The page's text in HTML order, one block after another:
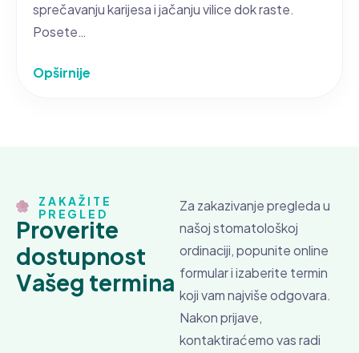
sprečavanju karijesa i jačanju vilice dok raste.
Posete…
Opširnije
ZAKAŽITE
PREGLED
Proverite
dostupnost
Vašeg termina
Za zakazivanje pregleda u
našoj stomatološkoj
ordinaciji, popunite online
formular i izaberite termin
koji vam najviše odgovara.
Nakon prijave,
kontaktiraćemo vas radi